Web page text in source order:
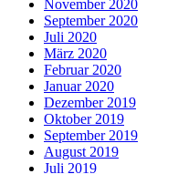
November 2020
September 2020
Juli 2020
März 2020
Februar 2020
Januar 2020
Dezember 2019
Oktober 2019
September 2019
August 2019
Juli 2019